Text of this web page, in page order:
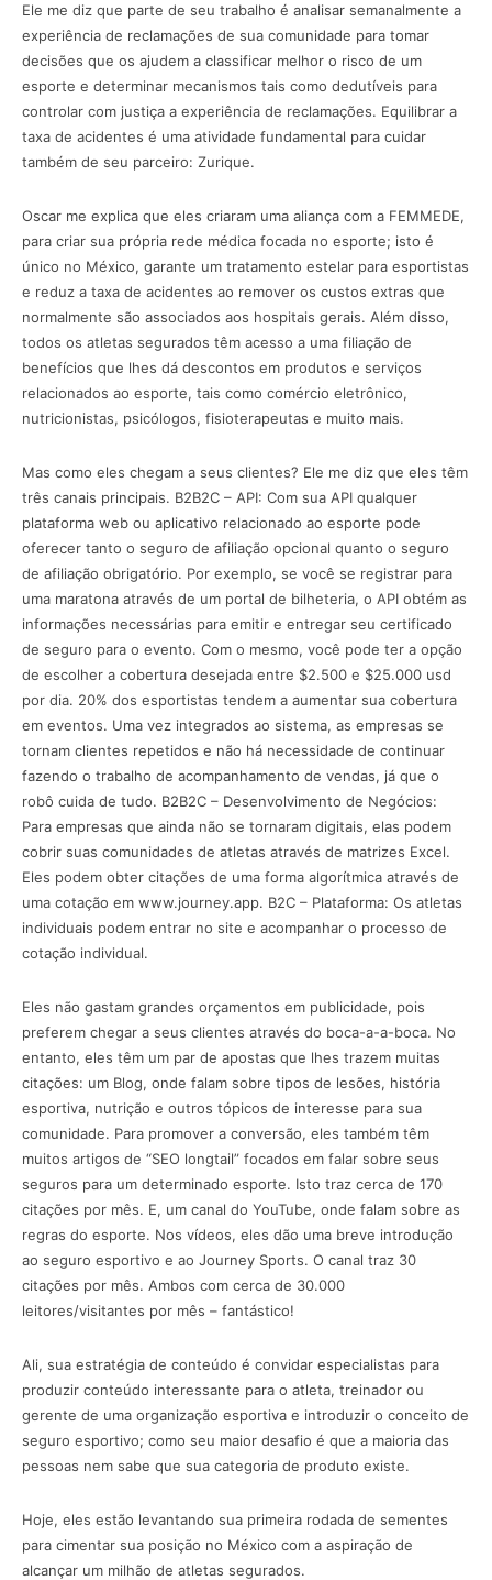
Ele me diz que parte de seu trabalho é analisar semanalmente a
experiência de reclamações de sua comunidade para tomar
decisões que os ajudem a classificar melhor o risco de um
esporte e determinar mecanismos tais como dedutíveis para
controlar com justiça a experiência de reclamações. Equilibrar a
taxa de acidentes é uma atividade fundamental para cuidar
também de seu parceiro: Zurique.
Oscar me explica que eles criaram uma aliança com a FEMMEDE,
para criar sua própria rede médica focada no esporte; isto é
único no México, garante um tratamento estelar para esportistas
e reduz a taxa de acidentes ao remover os custos extras que
normalmente são associados aos hospitais gerais. Além disso,
todos os atletas segurados têm acesso a uma filiação de
benefícios que lhes dá descontos em produtos e serviços
relacionados ao esporte, tais como comércio eletrônico,
nutricionistas, psicólogos, fisioterapeutas e muito mais.
Mas como eles chegam a seus clientes? Ele me diz que eles têm
três canais principais. B2B2C – API: Com sua API qualquer
plataforma web ou aplicativo relacionado ao esporte pode
oferecer tanto o seguro de afiliação opcional quanto o seguro
de afiliação obrigatório. Por exemplo, se você se registrar para
uma maratona através de um portal de bilheteria, o API obtém as
informações necessárias para emitir e entregar seu certificado
de seguro para o evento. Com o mesmo, você pode ter a opção
de escolher a cobertura desejada entre $2.500 e $25.000 usd
por dia. 20% dos esportistas tendem a aumentar sua cobertura
em eventos. Uma vez integrados ao sistema, as empresas se
tornam clientes repetidos e não há necessidade de continuar
fazendo o trabalho de acompanhamento de vendas, já que o
robô cuida de tudo. B2B2C – Desenvolvimento de Negócios:
Para empresas que ainda não se tornaram digitais, elas podem
cobrir suas comunidades de atletas através de matrizes Excel.
Eles podem obter citações de uma forma algorítmica através de
uma cotação em www.journey.app. B2C – Plataforma: Os atletas
individuais podem entrar no site e acompanhar o processo de
cotação individual.
Eles não gastam grandes orçamentos em publicidade, pois
preferem chegar a seus clientes através do boca-a-a-boca. No
entanto, eles têm um par de apostas que lhes trazem muitas
citações: um Blog, onde falam sobre tipos de lesões, história
esportiva, nutrição e outros tópicos de interesse para sua
comunidade. Para promover a conversão, eles também têm
muitos artigos de “SEO longtail” focados em falar sobre seus
seguros para um determinado esporte. Isto traz cerca de 170
citações por mês. E, um canal do YouTube, onde falam sobre as
regras do esporte. Nos vídeos, eles dão uma breve introdução
ao seguro esportivo e ao Journey Sports. O canal traz 30
citações por mês. Ambos com cerca de 30.000
leitores/visitantes por mês – fantástico!
Ali, sua estratégia de conteúdo é convidar especialistas para
produzir conteúdo interessante para o atleta, treinador ou
gerente de uma organização esportiva e introduzir o conceito de
seguro esportivo; como seu maior desafio é que a maioria das
pessoas nem sabe que sua categoria de produto existe.
Hoje, eles estão levantando sua primeira rodada de sementes
para cimentar sua posição no México com a aspiração de
alcançar um milhão de atletas segurados.